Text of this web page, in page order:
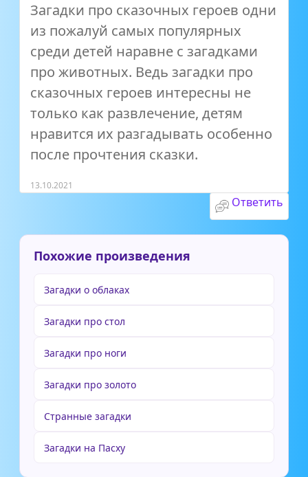
Загадки про сказочных героев одни
из пожалуй самых популярных
среди детей наравне с загадками
про животных. Ведь загадки про
сказочных героев интересны не
только как развлечение, детям
нравится их разгадывать особенно
после прочтения сказки.
13.10.2021
Ответить
Похожие произведения
Загадки о облаках
Загадки про стол
Загадки про ноги
Загадки про золото
Странные загадки
Загадки на Пасху